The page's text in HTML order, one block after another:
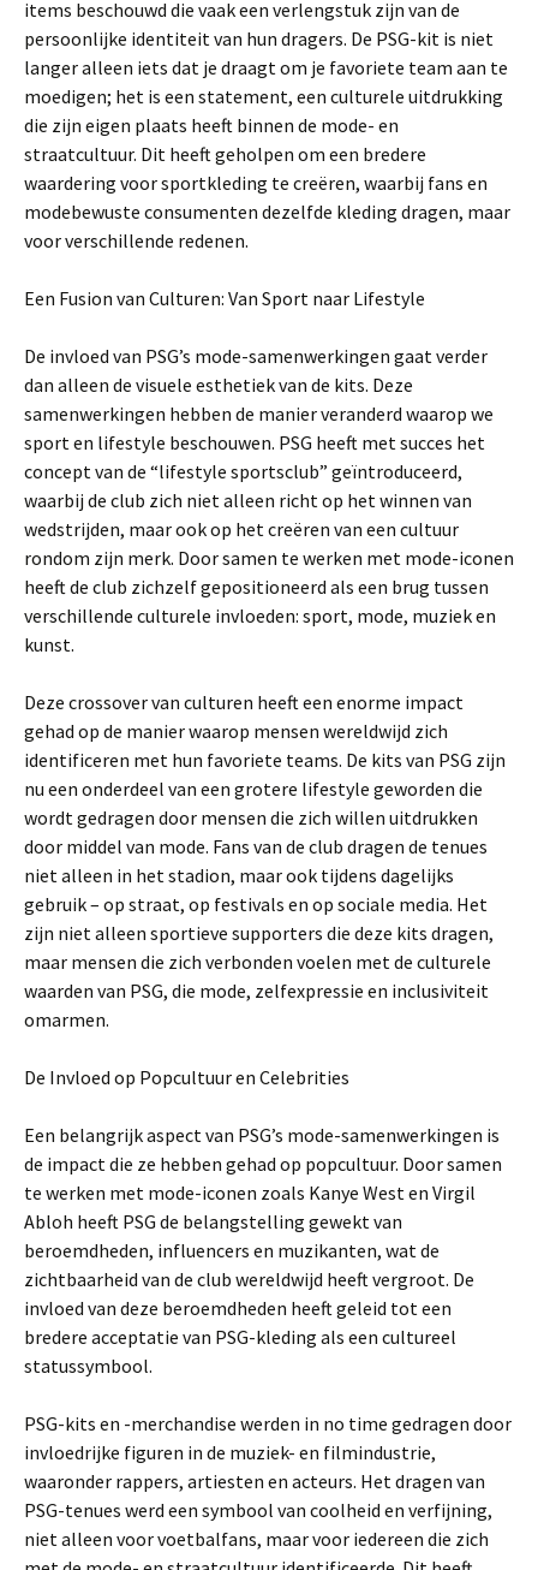
items beschouwd die vaak een verlengstuk zijn van de
persoonlijke identiteit van hun dragers. De PSG-kit is niet
langer alleen iets dat je draagt om je favoriete team aan te
moedigen; het is een statement, een culturele uitdrukking
die zijn eigen plaats heeft binnen de mode- en
straatcultuur. Dit heeft geholpen om een bredere
waardering voor sportkleding te creëren, waarbij fans en
modebewuste consumenten dezelfde kleding dragen, maar
voor verschillende redenen.
Een Fusion van Culturen: Van Sport naar Lifestyle
De invloed van PSG’s mode-samenwerkingen gaat verder
dan alleen de visuele esthetiek van de kits. Deze
samenwerkingen hebben de manier veranderd waarop we
sport en lifestyle beschouwen. PSG heeft met succes het
concept van de “lifestyle sportsclub” geïntroduceerd,
waarbij de club zich niet alleen richt op het winnen van
wedstrijden, maar ook op het creëren van een cultuur
rondom zijn merk. Door samen te werken met mode-iconen
heeft de club zichzelf gepositioneerd als een brug tussen
verschillende culturele invloeden: sport, mode, muziek en
kunst.
Deze crossover van culturen heeft een enorme impact
gehad op de manier waarop mensen wereldwijd zich
identificeren met hun favoriete teams. De kits van PSG zijn
nu een onderdeel van een grotere lifestyle geworden die
wordt gedragen door mensen die zich willen uitdrukken
door middel van mode. Fans van de club dragen de tenues
niet alleen in het stadion, maar ook tijdens dagelijks
gebruik – op straat, op festivals en op sociale media. Het
zijn niet alleen sportieve supporters die deze kits dragen,
maar mensen die zich verbonden voelen met de culturele
waarden van PSG, die mode, zelfexpressie en inclusiviteit
omarmen.
De Invloed op Popcultuur en Celebrities
Een belangrijk aspect van PSG’s mode-samenwerkingen is
de impact die ze hebben gehad op popcultuur. Door samen
te werken met mode-iconen zoals Kanye West en Virgil
Abloh heeft PSG de belangstelling gewekt van
beroemdheden, influencers en muzikanten, wat de
zichtbaarheid van de club wereldwijd heeft vergroot. De
invloed van deze beroemdheden heeft geleid tot een
bredere acceptatie van PSG-kleding als een cultureel
statussymbool.
PSG-kits en -merchandise werden in no time gedragen door
invloedrijke figuren in de muziek- en filmindustrie,
waaronder rappers, artiesten en acteurs. Het dragen van
PSG-tenues werd een symbool van coolheid en verfijning,
niet alleen voor voetbalfans, maar voor iedereen die zich